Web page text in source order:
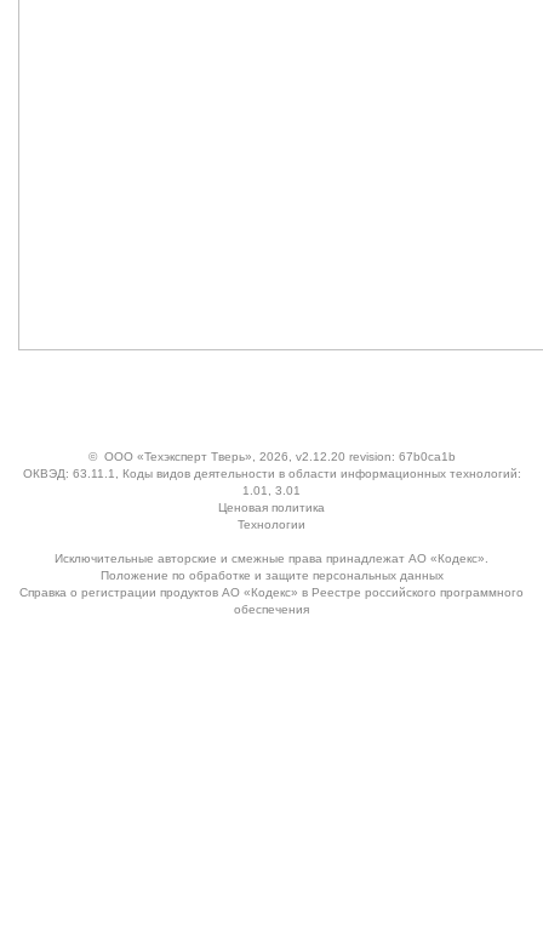
© ООО «Техэксперт Тверь» , 2026, v2.12.20 revision: 67b0ca1b
ОКВЭД: 63.11.1, Коды видов деятельности в области информационных технологий:
1.01, 3.01
Ценовая политика
Технологии
Исключительные авторские и смежные права принадлежат АО «Кодекс».
Положение по обработке и защите персональных данных
Справка о регистрации продуктов АО «Кодекс» в Реестре российского программного
обеспечения